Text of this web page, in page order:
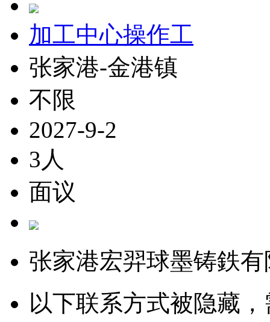
加工中心操作工
张家港-金港镇
不限
2027-9-2
3人
面议
张家港宏羿球墨铸鉄
以下联系方式被隐藏